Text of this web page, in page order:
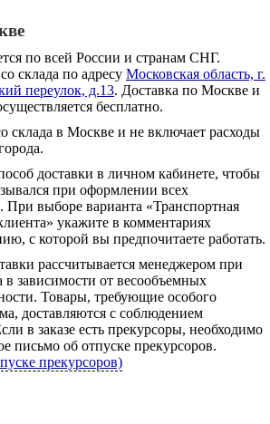
по всей России и странам СНГ.
склада по адресу Московская область, г.
переулок, д.13. Доставка по Москве и
бесплатно.
склада в Москве и не включает расходы
доставки в личном кабинете, чтобы
при оформлении всех
При выборе варианта «Транспортная
укажите в комментариях
с которой вы предпочитаете работать.
рассчитывается менеджером при
в зависимости от весообъемных
Товары, требующие особого
доставляются с соблюдением
в заказе есть прекурсоры, необходимо
письмо об отпуске прекурсоров.
прекурсоров)